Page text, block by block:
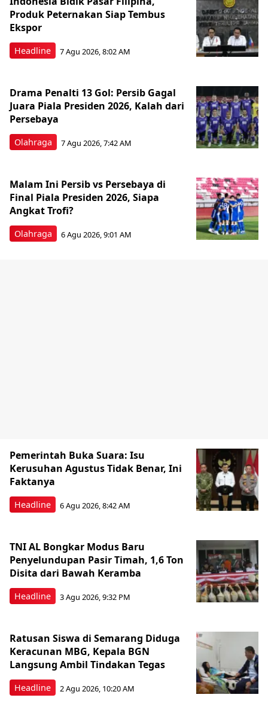
Headline
Produk Peternakan Siap Tembus
Ekspor
7 Agu 2026, 8:02 AM
Olahraga
Drama Penalti 13 Gol: Persib Gagal
Juara Piala Presiden 2026, Kalah dari
Persebaya
7 Agu 2026, 7:42 AM
Olahraga
Malam Ini Persib vs Persebaya di
Final Piala Presiden 2026, Siapa
Angkat Trofi?
6 Agu 2026, 9:01 AM
Headline
Pemerintah Buka Suara: Isu
Kerusuhan Agustus Tidak Benar, Ini
Faktanya
6 Agu 2026, 8:42 AM
Headline
TNI AL Bongkar Modus Baru
Penyelundupan Pasir Timah, 1,6 Ton
Disita dari Bawah Keramba
3 Agu 2026, 9:32 PM
Headline
Ratusan Siswa di Semarang Diduga
Keracunan MBG, Kepala BGN
Langsung Ambil Tindakan Tegas
2 Agu 2026, 10:20 AM